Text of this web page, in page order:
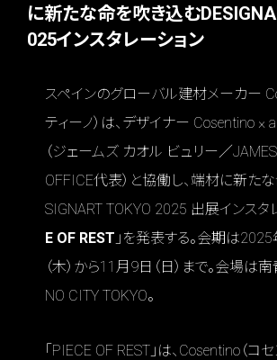
に新たな命を吹き込む
025インスタレーション
スペインのグローバル建材メーカー
ティーノ）は、デザイナー Cosentino ×
（ジェームズ カオル ビュリー／
OFFICE代表）と協働し、端材に新た
SIGNART TOKYO 2025 出展インスタレ
E OF REST 」を発表する。会期は
（木）から11月9日（日）まで。会場は
NO CITY TOKYO。
「PIECE OF REST」は、Cosentino（コ